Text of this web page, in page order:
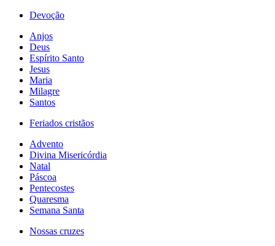
Devoção
Anjos
Deus
Espírito Santo
Jesus
Maria
Milagre
Santos
Feriados cristãos
Advento
Divina Misericórdia
Natal
Páscoa
Pentecostes
Quaresma
Semana Santa
Nossas cruzes